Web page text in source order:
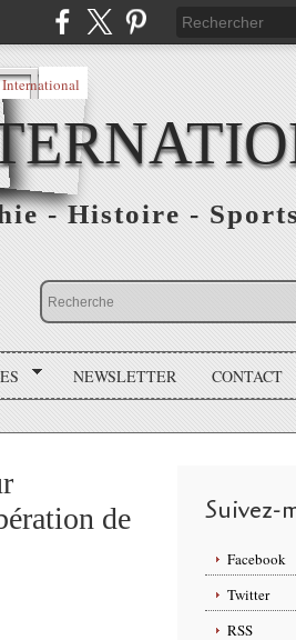
- Histoire -
NEWSLETTER CONTACT
de
Suivez-
Facebook
Twitter
RSS